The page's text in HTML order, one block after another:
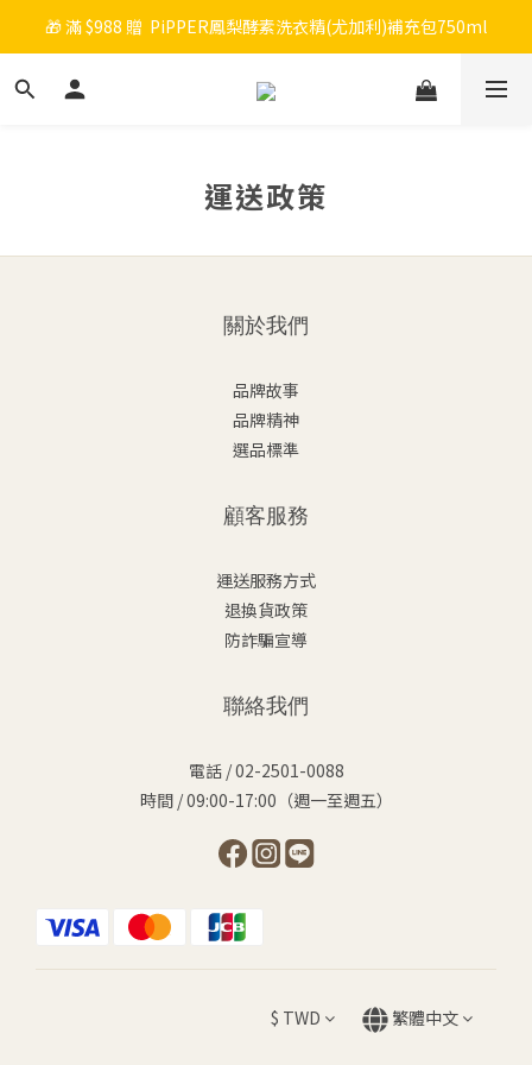
🎉 新會員註冊立即送 $200 購物金＋首購免運！
🎁 滿 $988 贈  PiPPER鳳梨酵素洗衣精(尤加利)補充包750ml
🧡 會員消費每 NT$100 累積 1 點，點數可折抵購物金！
運送政策
關於我們
品牌故事
品牌精神
選品標準
顧客服務
運送服務方式
退換貨政策
防詐騙宣導
聯絡我們
電話 / 02-2501-0088
時間 / 09:00-17:00（週一至週五）
$ TWD 繁體中文